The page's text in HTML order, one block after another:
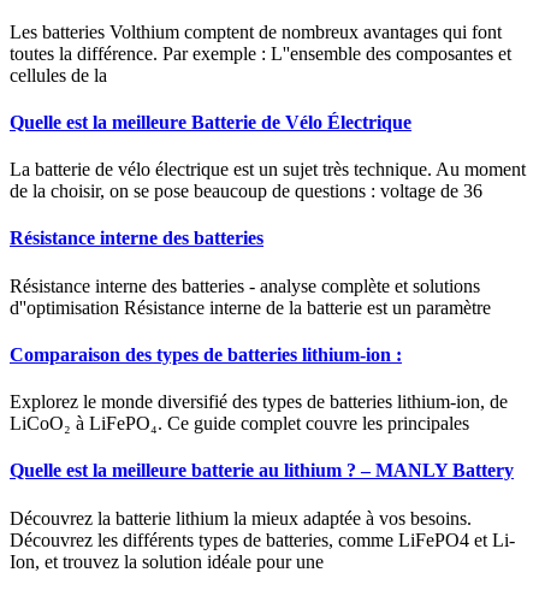
Les batteries Volthium comptent de nombreux avantages qui font
toutes la différence. Par exemple : L''ensemble des composantes et
cellules de la
Quelle est la meilleure Batterie de Vélo Électrique
La batterie de vélo électrique est un sujet très technique. Au moment
de la choisir, on se pose beaucoup de questions : voltage de 36
Résistance interne des batteries
Résistance interne des batteries - analyse complète et solutions
d''optimisation Résistance interne de la batterie est un paramètre
Comparaison des types de batteries lithium-ion :
Explorez le monde diversifié des types de batteries lithium-ion, de
LiCoO₂ à LiFePO₄. Ce guide complet couvre les principales
Quelle est la meilleure batterie au lithium ? – MANLY Battery
Découvrez la batterie lithium la mieux adaptée à vos besoins.
Découvrez les différents types de batteries, comme LiFePO4 et Li-
Ion, et trouvez la solution idéale pour une